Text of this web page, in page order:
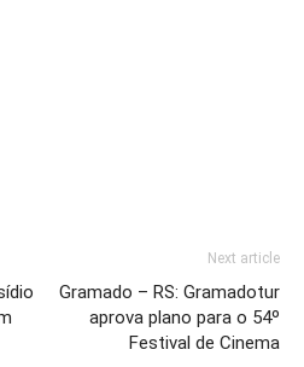
Next article
Gramado – RS: Gramadotur
aprova plano para o 54º
Festival de Cinema